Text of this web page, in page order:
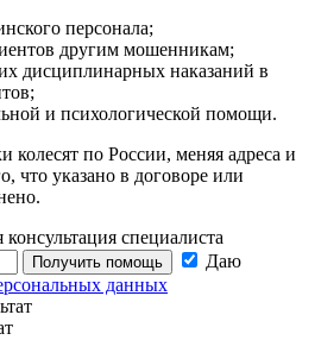
персонала;
другим мошенникам;
дисциплинарных наказаний в
и психологической помощи.
по России, меняя адреса и
что указано в договоре или
консультация специалиста
Получить помощь
Даю
данных